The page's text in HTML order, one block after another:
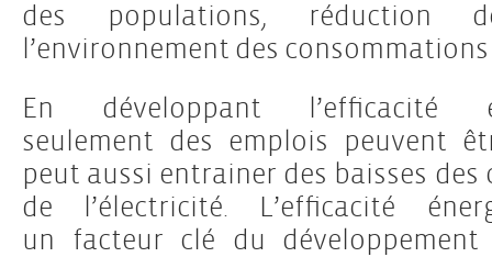
des populations, réduction
l’environnement des consommations
En développant l’efficacité
seulement des emplois peuvent
peut aussi entrainer des baisses
de l’électricité. L’efficacité
un facteur clé du développement